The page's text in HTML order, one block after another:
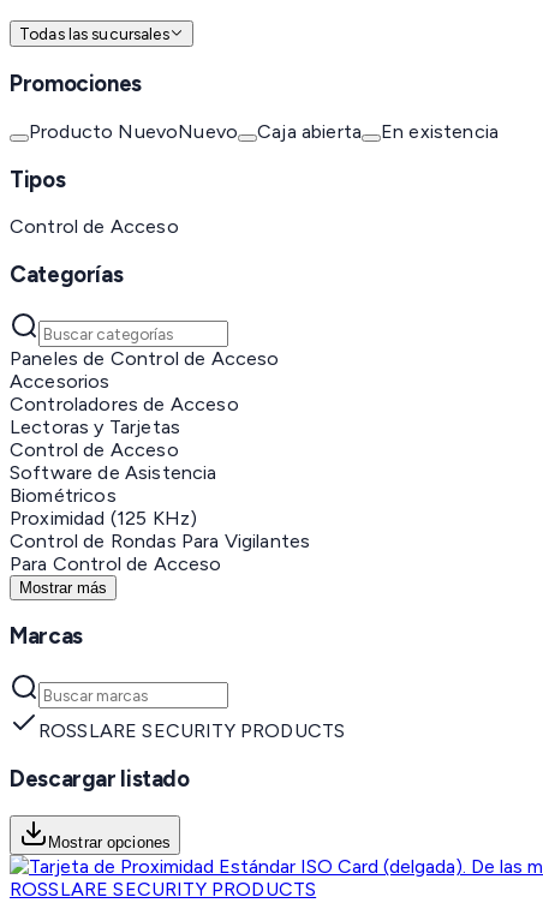
Todas las sucursales
Promociones
Producto NuevoNuevo Caja abierta En existencia
Tipos
Control de Acceso
Categorías
Paneles de Control de Acceso
Accesorios
Controladores de Acceso
Lectoras y Tarjetas
Control de Acceso
Software de Asistencia
Biométricos
Proximidad (125 KHz)
Control de Rondas Para Vigilantes
Para Control de Acceso
Mostrar más
Marcas
ROSSLARE SECURITY PRODUCTS
Descargar listado
Mostrar opciones
ROSSLARE SECURITY PRODUCTS